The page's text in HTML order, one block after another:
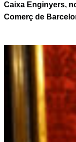
Caixa Enginyers,
Comerç de